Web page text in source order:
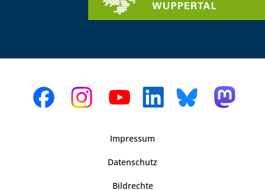
Impressum
Datenschutz
Bildrechte